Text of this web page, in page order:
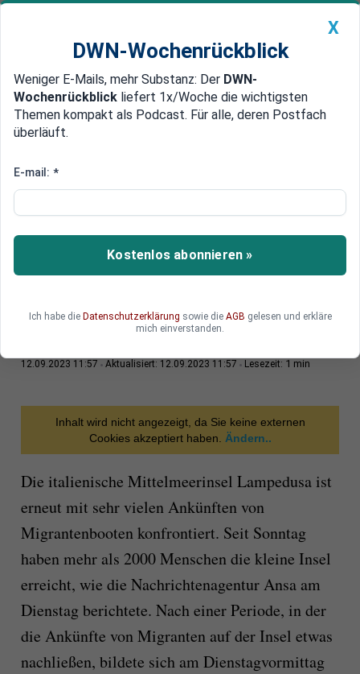
Newsticker MEIN DWN: Geldanlage Premium
Edelmetalle DWN-Magazin China
Migrationskrise auf Lampedusa
Deutsche Wirtschaftsnachrichten
12.09.2023 11:57 Aktualisiert: 12.09.2023 11:57 Lesezeit: 1 min
Inhalt wird nicht angezeigt, da Sie keine externen
Cookies akzeptiert haben.
Ändern..
Die italienische Mittelmeerinsel Lampedusa ist
erneut mit sehr vielen Ankünften von
Migrantenbooten konfrontiert. Seit Sonntag
haben mehr als 2000 Menschen die kleine Insel
erreicht, wie die Nachrichtenagentur Ansa am
Dienstag berichtete. Nach einer Periode, in der
die Ankünfte von Migranten auf der Insel etwas
nachließen, bildete sich am Dienstagvormittag
X
DWN-Wochenrückblick
Weniger E-Mails, mehr Substanz: Der DWN-
Wochenrückblick liefert 1x/Woche die wichtigsten
Themen kompakt als Podcast. Für alle, deren Postfach
überläuft.
E-mail: *
Kostenlos abonnieren »
Ich habe die Datenschutzerklärung sowie die AGB gelesen und erkläre
mich einverstanden.